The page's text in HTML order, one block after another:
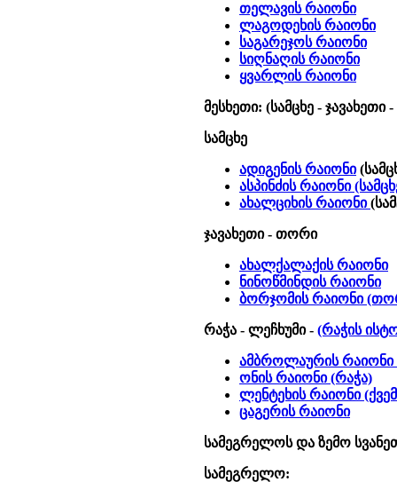
თელავის რაიონი
ლაგოდეხის რაიონი
საგარეჯოს რაიონი
სიღნაღის რაიონი
ყვარლის რაიონი
მესხეთი: (სამცხე -
სამცხე
ადიგენის რაიონი
ასპინძის რაიონი
ახალციხის რაიონი
ჯავახეთი - თორი
ახალქალაქის რაიონი
ნინოწმინდის რაიონი
ბორჯომის რაიონი
რაჭა - ლეჩხუმი - (რაჭის
ამბროლაურის რაიონი
ონის რაიონი (რაჭა)
ლენტეხის რაიონი
ცაგერის რაიონი
სამეგრელოს და ზემო
სამეგრელო: